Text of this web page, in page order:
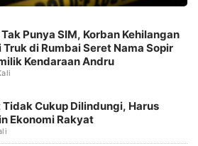
Punya SIM, Korban Kehilangan
di Rumbai Seret Nama Sopir
Kendaraan Andru
Tidak Cukup Dilindungi, Harus
Ekonomi Rakyat